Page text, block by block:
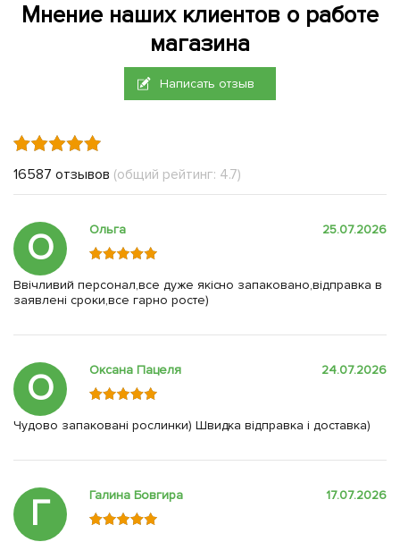
Мнение наших клиентов о работе
магазина
Написать отзыв
16587 отзывов (общий рейтинг: 4.7)
О Ольга 25.07.2026
Ввічливий персонал,все дуже якісно запаковано,відправка в
заявлені сроки,все гарно росте)
О Оксана Пацеля 24.07.2026
Чудово запаковані рослинки) Швидка відправка і доставка)
Г Галина Бовгира 17.07.2026